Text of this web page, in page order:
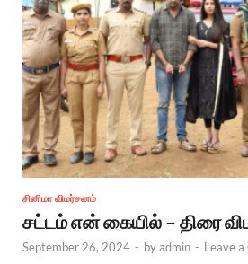
சினிமா விமர்சனம்
சட்டம் என் கையில் – திரை
September 26, 2024 - byadmin - Leave